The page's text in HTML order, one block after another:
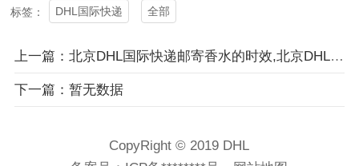
标签： DHL国际快递 全部
上一篇：北京DHL国际快递邮寄香水的时效,北京DHL国际快递上门取件电话
下一篇：暂无数据
CopyRight © 2019 DHL